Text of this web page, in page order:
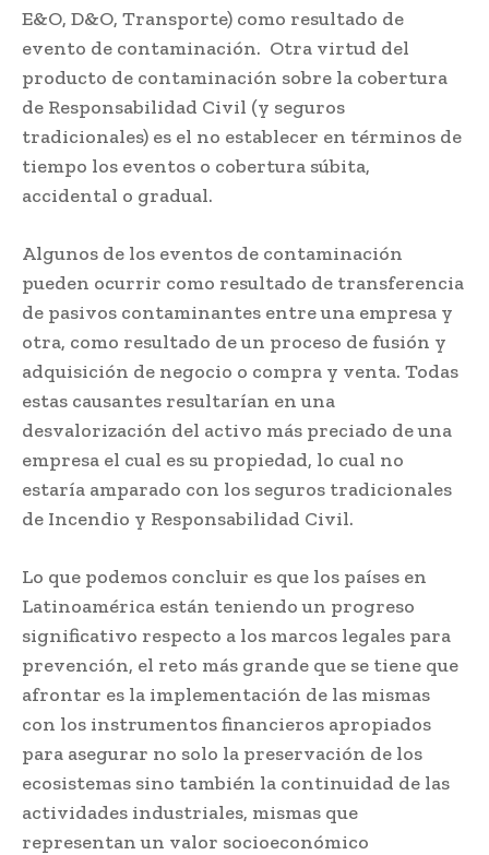
E&O, D&O, Transporte) como resultado de
evento de contaminación. Otra virtud del
producto de contaminación sobre la cobertura
de Responsabilidad Civil (y seguros
tradicionales) es el no establecer en términos de
tiempo los eventos o cobertura súbita,
accidental o gradual.
Algunos de los eventos de contaminación
pueden ocurrir como resultado de transferencia
de pasivos contaminantes entre una empresa y
otra, como resultado de un proceso de fusión y
adquisición de negocio o compra y venta. Todas
estas causantes resultarían en una
desvalorización del activo más preciado de una
empresa el cual es su propiedad, lo cual no
estaría amparado con los seguros tradicionales
de Incendio y Responsabilidad Civil.
Lo que podemos concluir es que los países en
Latinoamérica están teniendo un progreso
significativo respecto a los marcos legales para
prevención, el reto más grande que se tiene que
afrontar es la implementación de las mismas
con los instrumentos financieros apropiados
para asegurar no solo la preservación de los
ecosistemas sino también la continuidad de las
actividades industriales, mismas que
representan un valor socioeconómico